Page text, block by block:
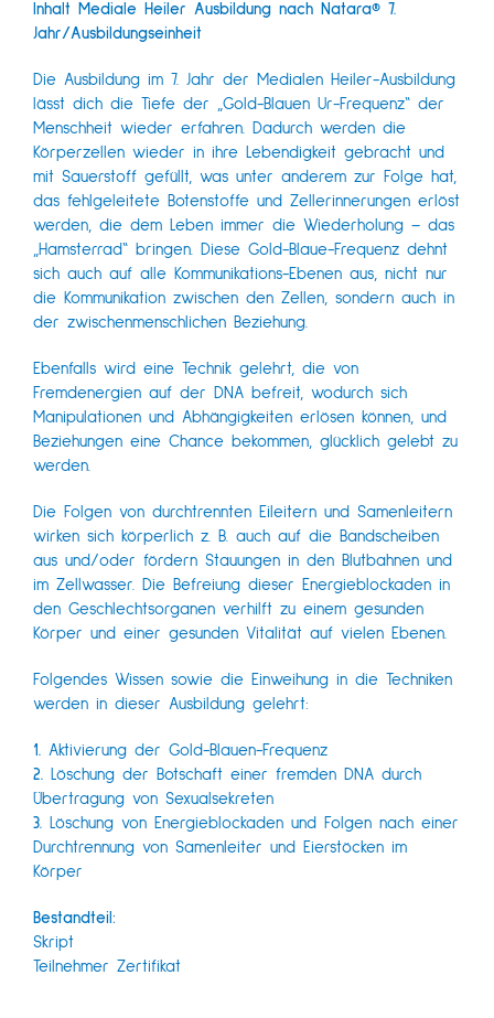
Inhalt Mediale Heiler Ausbildung nach Natara® 7.
Jahr/Ausbildungseinheit
Die Ausbildung im 7. Jahr der Medialen Heiler-Ausbildung
lässt dich die Tiefe der „Gold-Blauen Ur-Frequenz“ der
Menschheit wieder erfahren. Dadurch werden die
Körperzellen wieder in ihre Lebendigkeit gebracht und
mit Sauerstoff gefüllt, was unter anderem zur Folge hat,
das fehlgeleitete Botenstoffe und Zellerinnerungen erlöst
werden, die dem Leben immer die Wiederholung – das
„Hamsterrad“ bringen. Diese Gold-Blaue-Frequenz dehnt
sich auch auf alle Kommunikations-Ebenen aus, nicht nur
die Kommunikation zwischen den Zellen, sondern auch in
der zwischenmenschlichen Beziehung.
Ebenfalls wird eine Technik gelehrt, die von
Fremdenergien auf der DNA befreit, wodurch sich
Manipulationen und Abhängigkeiten erlösen können, und
Beziehungen eine Chance bekommen, glücklich gelebt zu
werden.
Die Folgen von durchtrennten Eileitern und Samenleitern
wirken sich körperlich z. B. auch auf die Bandscheiben
aus und/oder fördern Stauungen in den Blutbahnen und
im Zellwasser. Die Befreiung dieser Energieblockaden in
den Geschlechtsorganen verhilft zu einem gesunden
Körper und einer gesunden Vitalität auf vielen Ebenen.
Folgendes Wissen sowie die Einweihung in die Techniken
werden in dieser Ausbildung gelehrt:
1.Aktivierung der Gold-Blauen-Frequenz
2.Löschung der Botschaft einer fremden DNA durch
Übertragung von Sexualsekreten
3.Löschung von Energieblockaden und Folgen nach einer
Durchtrennung von Samenleiter und Eierstöcken im
Körper
Bestandteil:
Skript
Teilnehmer Zertifikat